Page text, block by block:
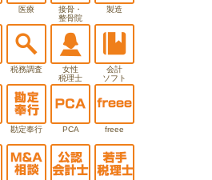
医療
接骨・
整骨院
製造
税務調査
女性
税理士
会計
ソフト
勘定奉行 PCA freee